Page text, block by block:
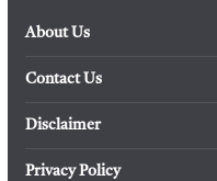
About Us
Contact Us
Disclaimer
Privacy Policy